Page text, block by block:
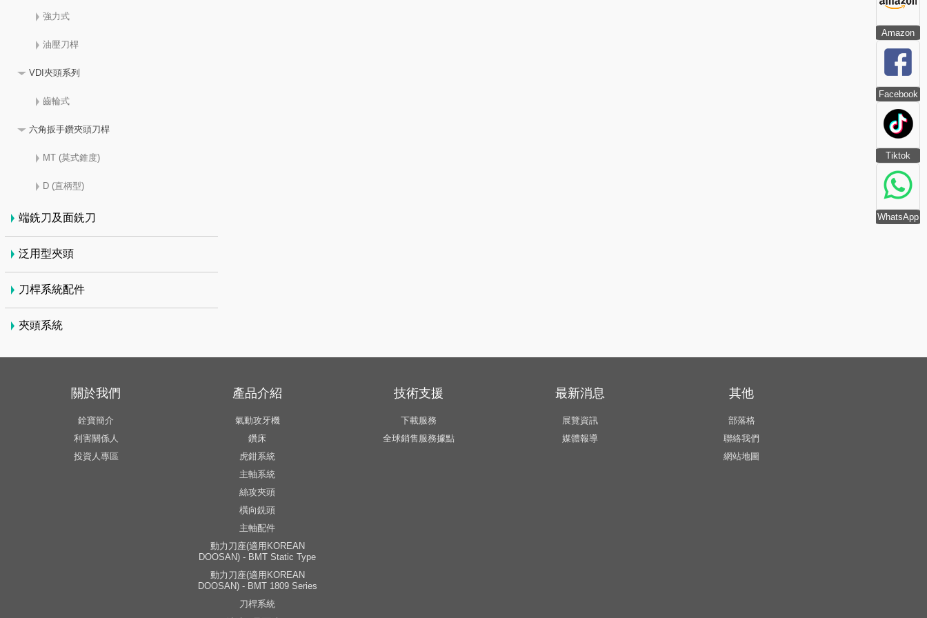
Amazon
Facebook
Tiktok
WhatsApp
強力式
油壓刀桿
VDI夾頭系列
齒輪式
六角扳手鑽夾頭刀桿
MT (莫式錐度)
D (直柄型)
端銑刀及面銑刀
泛用型夾頭
刀桿系統配件
夾頭系統
關於我們
銓寶簡介
利害關係人
投資人專區
產品介紹
氣動攻牙機
鑽床
虎鉗系統
主軸系統
絲攻夾頭
橫向銑頭
主軸配件
動力刀座(適用KOREAN
DOOSAN) - BMT Static Type
動力刀座(適用KOREAN
DOOSAN) - BMT 1809 Series
刀桿系統
技術支援
下載服務
全球銷售服務據點
最新消息
展覽資訊
媒體報導
其他
部落格
聯絡我們
網站地圖